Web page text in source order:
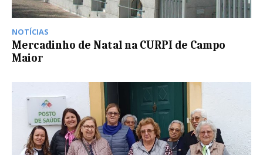
NOTÍCIAS
Mercadinho de Natal na CURPI de Campo
Maior